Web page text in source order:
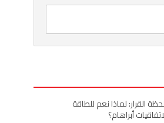
القرار: لماذا نعم للطاقة
أبراهام؟